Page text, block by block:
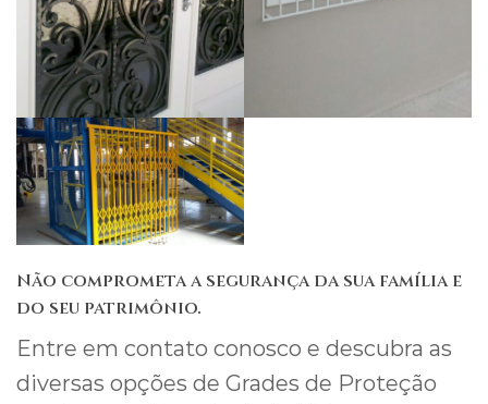
Não comprometa a segurança da sua família e
do seu patrimônio.
Entre em contato conosco e descubra as
diversas opções de Grades de Proteção